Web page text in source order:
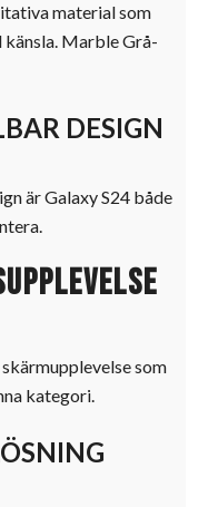
material som
Marble Grå-
DESIGN
är Galaxy S24 både
som
kategori.